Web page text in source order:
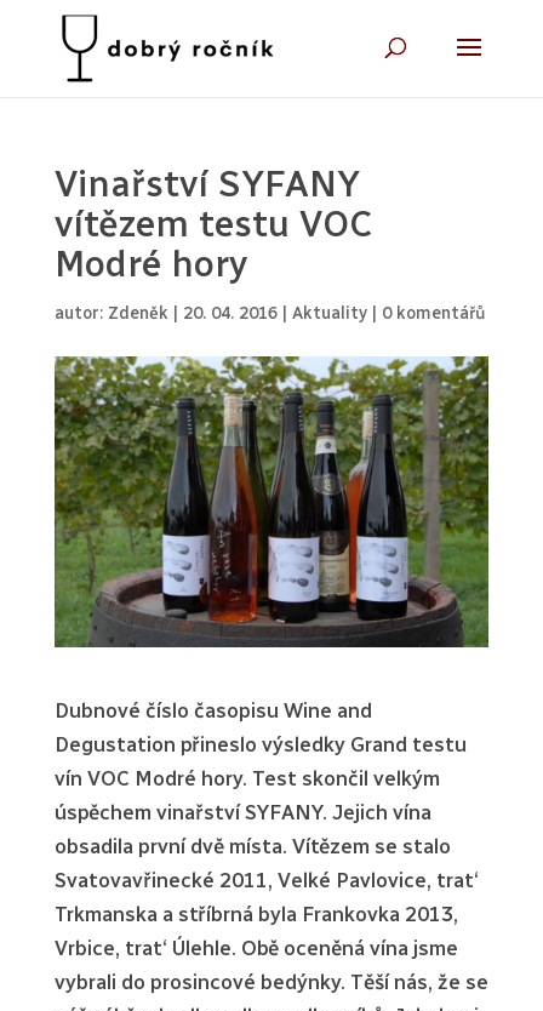
Vinařství SYFANY
vítězem testu VOC
Modré hory
autor: Zdeněk 20. 04. 2016| Aktuality| 0 komentářů
Dubnové číslo časopisu Wine and
Degustation přineslo výsledky Grand testu
vín VOC Modré hory. Test skončil velkým
úspěchem vinařství SYFANY. Jejich vína
obsadila první dvě místa. Vítězem se stalo
Svatovavřinecké 2011, Velké Pavlovice, trat‘
Trkmanska a stříbrná byla Frankovka 2013,
Vrbice, trat‘ Úlehle. Obě oceněná vína jsme
vybrali do prosincové bedýnky. Těší nás, že se